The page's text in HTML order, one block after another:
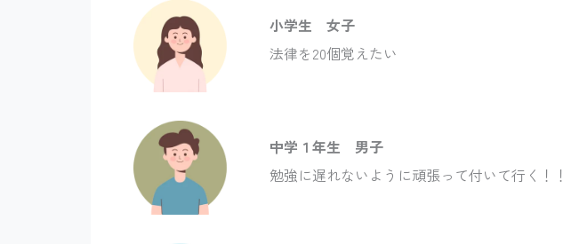
小学生 女子
法律を20個覚えたい
中学１年生 男子
勉強に遅れないように頑張って付いて行く！！